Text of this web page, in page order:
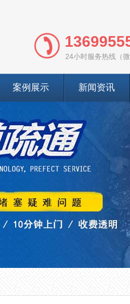
24小时服务热线（微
案例展示 新闻资讯